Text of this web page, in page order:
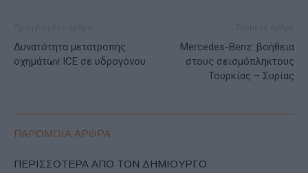
Δυνατότητα μετατροπής
οχημάτων ICE σε υδρογόνου
Mercedes-Benz: βοήθεια
στους σεισμόπληκτους
Τουρκίας – Συρίας
ΠΑΡΟΜΟΙΑ ΑΡΘΡΑ
ΠΕΡΙΣΣΟΤΕΡΑ ΑΠΟ ΤΟΝ ΔΗΜΙΟΥΡΓΟ